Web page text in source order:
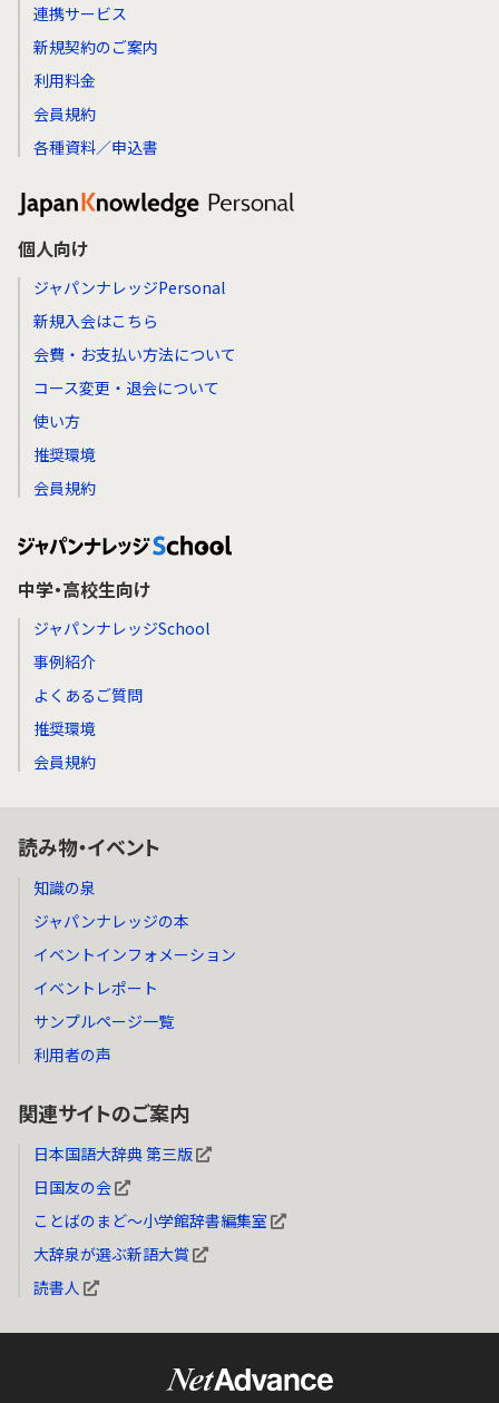
連携サービス
新規契約のご案内
利用料金
会員規約
各種資料／申込書
個人向け
ジャパンナレッジPersonal
新規入会はこちら
会費・お支払い方法について
コース変更・退会について
使い方
推奨環境
会員規約
中学・高校生向け
ジャパンナレッジSchool
事例紹介
よくあるご質問
推奨環境
会員規約
読み物・イベント
知識の泉
ジャパンナレッジの本
イベントインフォメーション
イベントレポート
サンプルページ一覧
利用者の声
関連サイトのご案内
日本国語大辞典 第三版
日国友の会
ことばのまど～小学館辞書編集室
大辞泉が選ぶ新語大賞
読書人